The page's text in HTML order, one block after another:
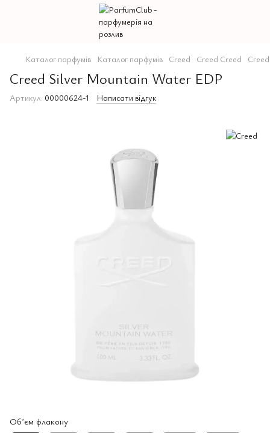
Каталог парфумів Каталог парфумів Creed Creed Creed
Creed Silver Mountain Water EDP
Артикул: 00000624-1 Написати відгук
Обʼєм флакону